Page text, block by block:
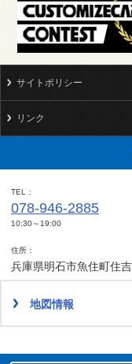
サイトポリシー
リンク
TEL
078-946-2885
10:30～19:00
住所
兵庫県明石市魚住町住
地図情報